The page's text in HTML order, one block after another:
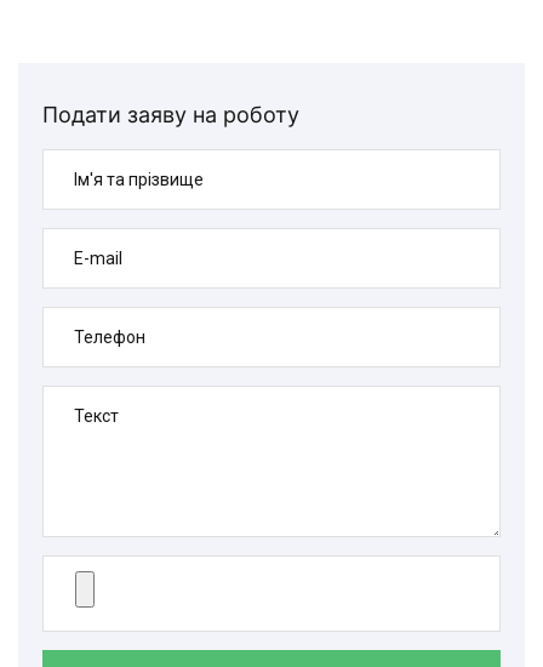
Подати заяву на роботу
Ім'я та прізвище
E-mail
Телефон
Текст